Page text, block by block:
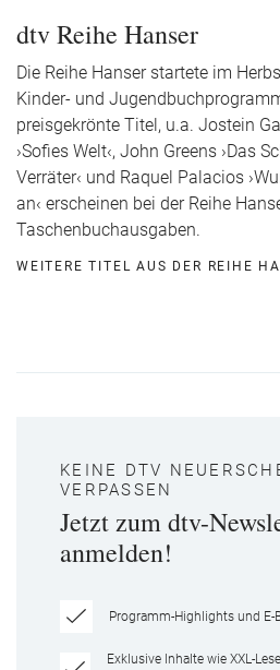
dtv Reihe Hanser
Die Reihe Hanser startete im
Kinder- und
preisgekrönte Titel, u.a. Jostein
›Sofies Welt‹, John Greens ›Das
Verräter‹ und Raquel Palacios
an‹ erscheinen bei der Reihe
Taschenbuchausgaben.
WEITERE TITEL AUS DER REIHE
KEINE DTV
VERPASSEN
Jetzt zum dtv-
anmelden!
Programm-Highlights und E-
Exklusive Inhalte wie XXL-